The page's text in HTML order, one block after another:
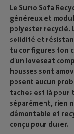
Le Sumo Sofa
généreux et
polyester recyclé.
solidité et
tu configures ton
d’un loveseat
housses sont
posent aucun
taches est là pour
séparément, rien
démontable et
conçu pour durer.